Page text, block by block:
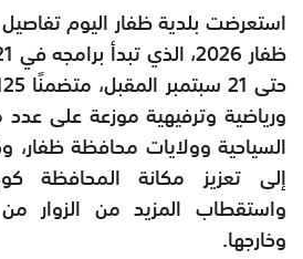
استعرضت بلدية ظفار اليوم
ورياضية وترفيهية موزعة على
السياحية وولايات محافظة
إلى تعزيز مكانة المحافظة
واستقطاب المزيد من الزوار
وخارجها.